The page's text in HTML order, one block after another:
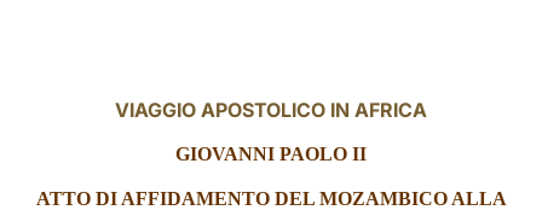
LATINE
VIAGGIO APOSTOLICO IN AFRICA
GIOVANNI PAOLO II
ATTO DI AFFIDAMENTO DEL MOZAMBICO ALLA